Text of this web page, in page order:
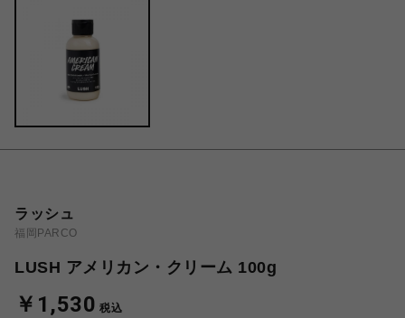
ラッシュ
福岡PARCO
LUSH アメリカン・クリーム 100g
￥1,530 税込